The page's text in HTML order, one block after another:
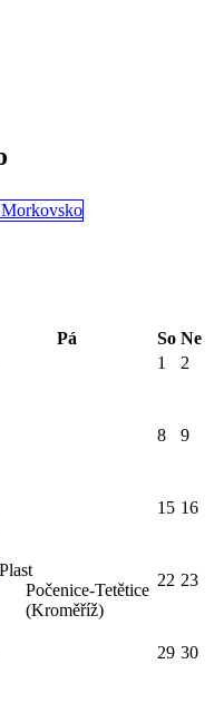
Pá So Ne
1
2
8 9
15 16
Plast
Počenice-Tetětice
(Kroměříž)
22 23
29 30